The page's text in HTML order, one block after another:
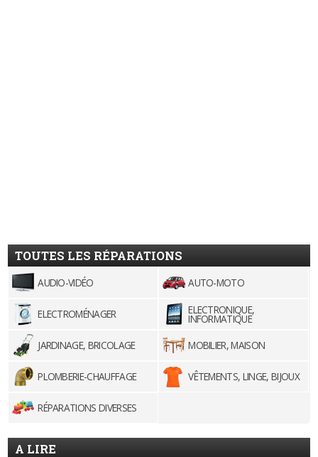
TOUTES LES RÉPARATIONS
AUDIO-VIDÉO AUTO-MOTO
ELECTROMÉNAGER ELECTRONIQUE,
INFORMATIQUE
JARDINAGE, BRICOLAGE
MOBILIER, MAISON
PLOMBERIE-CHAUFFAGE VÊTEMENTS, LINGE, BIJOUX
RÉPARATIONS DIVERSES
A LIRE